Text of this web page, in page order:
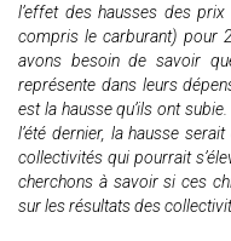
l’effet des hausses des
compris le carburant) pour
avons besoin de savoir
représente dans leurs
est la hausse qu’ils ont
l’été dernier, la hausse
collectivités qui pourrait
cherchons à savoir si ces
sur les résultats des